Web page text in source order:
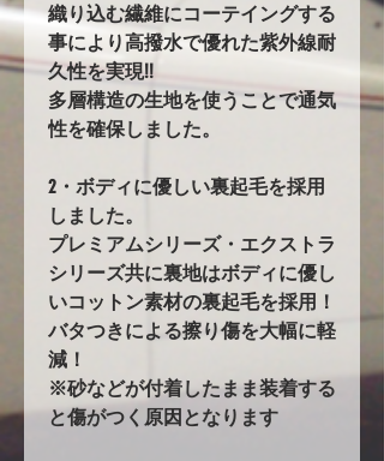
織り込む繊維にコーテイングする
事により高撥水で優れた紫外線耐
久性を実現!!
多層構造の生地を使うことで通気
性を確保しました。
2・ボディに優しい裏起毛を採用
しました。
プレミアムシリーズ・エクストラ
シリーズ共に裏地はボディに優し
いコットン素材の裏起毛を採用！
バタつきによる擦り傷を大幅に軽
減！
※砂などが付着したまま装着する
と傷がつく原因となります